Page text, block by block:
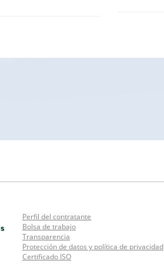
Perfil del contratante
Bolsa de trabajo
Transparencia
Protección de datos y política de privacidad
Certificado ISO